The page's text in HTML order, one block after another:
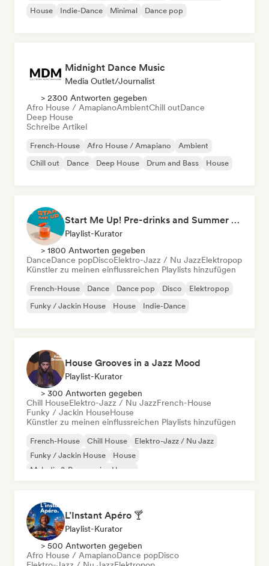
House
Indie-Dance Minimal Dance pop
Midnight Dance Music
Media Outlet/Journalist
> 2300 Antworten gegeben
Afro House / AmapianoAmbientChill outDance
Deep House
Schreibe Artikel
French-House Afro House / Amapiano
Ambient
Chill out
Dance Deep House Drum and Bass House
Start Me Up! Pre-drinks and Summer Party 🍹
Playlist-Kurator
> 1800 Antworten gegeben
DanceDance popDiscoElektro-Jazz / Nu JazzElektropop
Künstler zu meinen einflussreichen Playlists hinzufügen
French-House Dance Dance pop Disco
Elektropop
Funky / Jackin House
House Indie-Dance
House Grooves in a Jazz Mood
Playlist-Kurator
> 300 Antworten gegeben
Chill HouseElektro-Jazz / Nu JazzFrench-House
Funky / Jackin HouseHouse
Künstler zu meinen einflussreichen Playlists hinzufügen
French-House Chill House
Elektro-Jazz / Nu Jazz
Funky / Jackin House
House
Melodic & Progressive House
L’Instant Apéro 🍸
Playlist-Kurator
> 500 Antworten gegeben
Afro House / AmapianoDance popDisco